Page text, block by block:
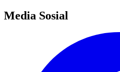
Media Sosial